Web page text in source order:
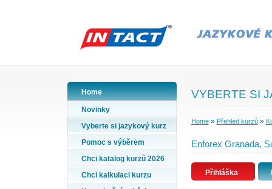
Home
Novinky
Vyberte si jazykový kurz
Pomoc s výběrem
Chci katalog kurzů 2026
Chci kalkulaci kurzu
VYBERTE SI
Home» Přehled kurzů»
Enforex Granada,
Přihláška